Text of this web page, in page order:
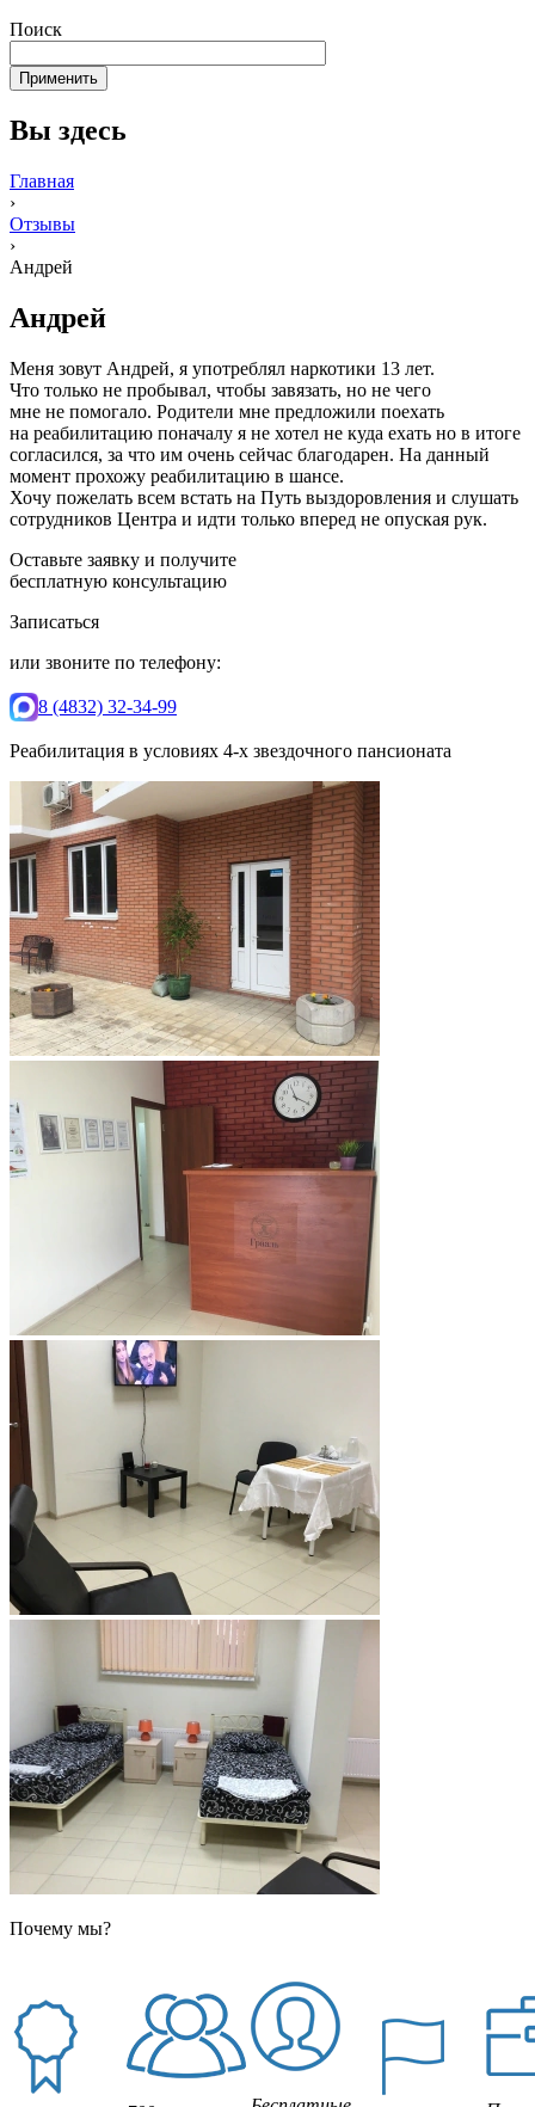
Поиск
Вы здесь
Главная
›
Отзывы
›
Андрей
Андрей
Меня зовут Андрей, я употреблял наркотики 13 лет.
Что только не пробывал, чтобы завязать, но не чего
мне не помогало. Родители мне предложили поехать
на реабилитацию поначалу я не хотел не куда ехать но в итоге
согласился, за что им очень сейчас благодарен. На данный
момент прохожу реабилитацию в шансе.
Хочу пожелать всем встать на Путь выздоровления и слушать
сотрудников Центра и идти только вперед не опуская рук.
Оставьте заявку и получите
бесплатную консультацию
Записаться
или звоните по телефону:
8 (4832) 32-34-99
Реабилитация в условиях 4-х звездочного пансионата
Почему мы?